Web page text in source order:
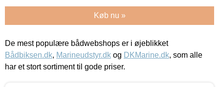
Køb nu »
De mest populære bådwebshops er i øjeblikket
Bådbiksen.dk, Marineudstyr.dk og DKMarine.dk, som alle
har et stort sortiment til gode priser.